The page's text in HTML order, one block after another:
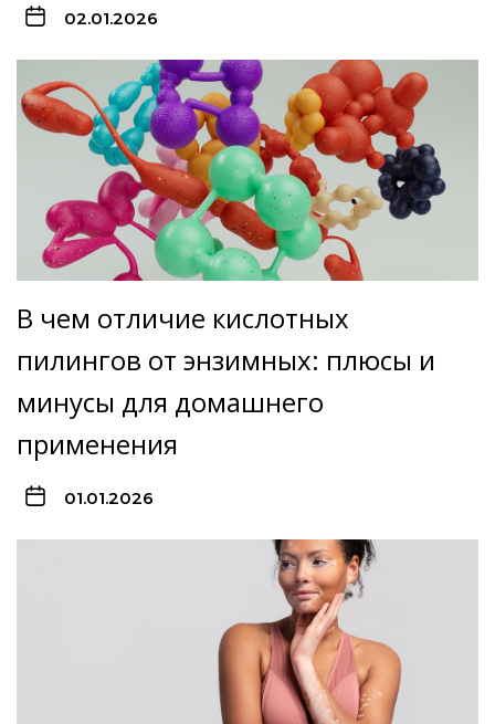
02.01.2026
В чем отличие кислотных
пилингов от энзимных: плюсы и
минусы для домашнего
применения
01.01.2026